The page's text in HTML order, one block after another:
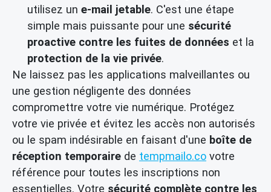
utilisez un e-mail jetable. C'est une étape
simple mais puissante pour une sécurité
proactive contre les fuites de données et la
protection de la vie privée.
Ne laissez pas les applications malveillantes ou
une gestion négligente des données
compromettre votre vie numérique. Protégez
votre vie privée et évitez les accès non autorisés
ou le spam indésirable en faisant d'une boîte de
réception temporaire de tempmailo.co votre
référence pour toutes les inscriptions non
essentielles. Votre sécurité complète contre les